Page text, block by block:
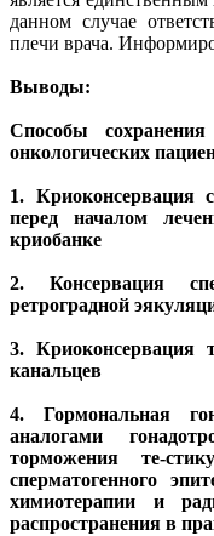
данном случае
плечи врача.
Выводы:
Способы
онкологических
1. Криоконсервация
перед началом
криобанке
2. Консервация
ретроградной
3. Криоконсервация
канальцев
4. Гормональная
аналогами
торможения те-
сперматогенного
химиотерапии и
распространения в